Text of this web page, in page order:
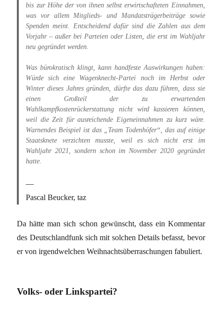
bis zur Höhe der von ihnen selbst erwirtschafteten Einnahmen,
was vor allem Mitglieds- und Mandatsträgerbeiträge sowie
Spenden meint. Entscheidend dafür sind die Zahlen aus dem
Vorjahr – außer bei Parteien oder Listen, die erst im Wahljahr
neu gegründet werden.
Was bürokratisch klingt, kann handfeste Auswirkungen haben:
Würde sich eine Wagenknecht-Partei noch im Herbst oder
Winter dieses Jahres gründen, dürfte das dazu führen, dass sie
einen Großteil der zu erwartenden
Wahlkampfkostenrückerstattung nicht wird kassieren können,
weil die Zeit für ausreichende Eigeneinnahmen zu kurz wäre.
Warnendes Beispiel ist das „Team Todenhöfer“, das auf einige
Staatsknete verzichten musste, weil es sich nicht erst im
Wahljahr 2021, sondern schon im November 2020 gegründet
hatte.
Pascal Beucker, taz
Da hätte man sich schon gewünscht, dass ein Kommentar
des Deutschlandfunk sich mit solchen Details befasst, bevor
er von irgendwelchen Weihnachtsüberraschungen fabuliert.
Volks- oder Linkspartei?